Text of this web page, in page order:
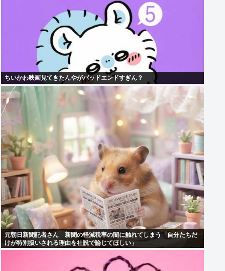
ちいかわ映画見てきたんやがバッドエンドすぎん？
元朝日新聞記者さん 新聞の軽減税率の闇に触れてしまう「自分たちだ
けが特別扱いされる理由を社説で論じてほしい」